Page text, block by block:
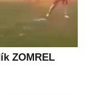
ZOMREL